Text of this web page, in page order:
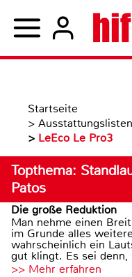
Startseite
> Ausstattungslisten
> LeEco Le Pro3
Topthema:
Patos
Die große Reduktion
Man nehme einen
im Grunde alles
wahrscheinlich ein
gut klingt. Es sei
>> Mehr erfahren